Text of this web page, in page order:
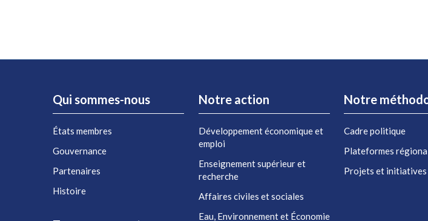
Qui sommes-nous
États membres
Gouvernance
Partenaires
Histoire
Notre action
Développement économique et
emploi
Enseignement supérieur et
recherche
Affaires civiles et sociales
Eau, Environnement et Économie
Notre
Cadre politique
Plateformes
Projets et initiatives